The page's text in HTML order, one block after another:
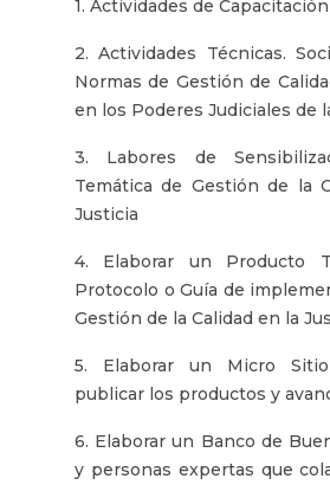
1. Actividades de Capacitación
2. Actividades Técnicas.
Normas de Gestión de
en los Poderes Judiciales de
3. Labores de
Temática de Gestión de la
Justicia
4. Elaborar un Producto
Protocolo o Guía de
Gestión de la Calidad en la
5. Elaborar un Micro
publicar los productos y
6. Elaborar un Banco de
y personas expertas que